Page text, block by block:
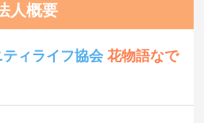
人概要
ティライフ協会花物語なで